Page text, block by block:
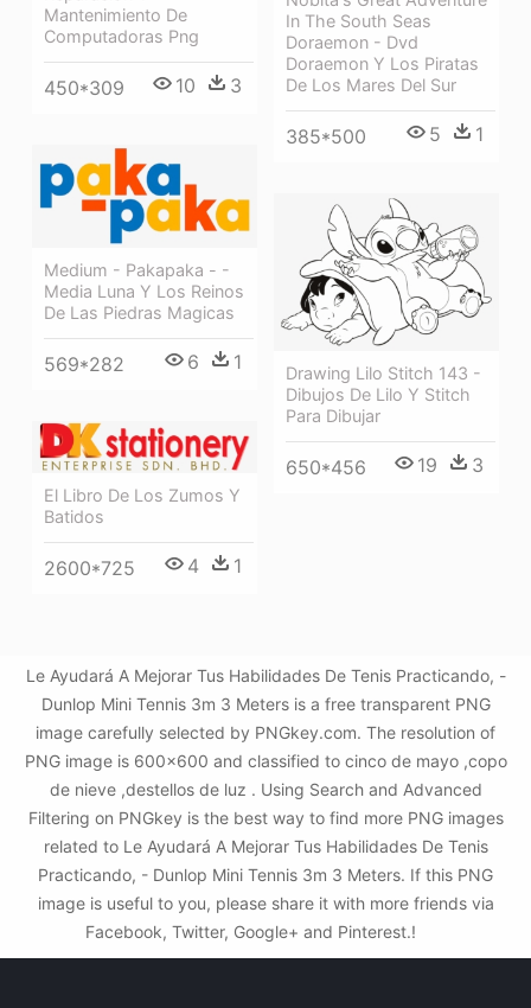
In The South Seas
Doraemon - Dvd
Doraemon Y Los Piratas
De Los Mares Del Sur
385*500 5 1
Mantenimiento De
Computadoras Png
450*309 10 3
Medium - Pakapaka - -
Media Luna Y Los Reinos
De Las Piedras Magicas
569*282 6 1
Drawing Lilo Stitch 143 -
Dibujos De Lilo Y Stitch
Para Dibujar
650*456 19 3
El Libro De Los Zumos Y
Batidos
2600*725 4 1
Le Ayudará A Mejorar Tus Habilidades De Tenis Practicando, -
Dunlop Mini Tennis 3m 3 Meters is a free transparent PNG
image carefully selected by PNGkey.com. The resolution of
PNG image is 600x600 and classified to cinco de mayo ,copo
de nieve ,destellos de luz . Using Search and Advanced
Filtering on PNGkey is the best way to find more PNG images
related to Le Ayudará A Mejorar Tus Habilidades De Tenis
Practicando, - Dunlop Mini Tennis 3m 3 Meters. If this PNG
image is useful to you, please share it with more friends via
Facebook, Twitter, Google+ and Pinterest.!